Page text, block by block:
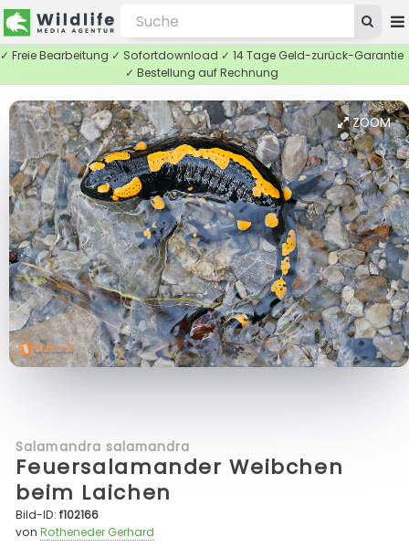
✓ Freie Bearbeitung ✓ Sofortdownload ✓ 14 Tage Geld-zurück-Garantie
✓ Bestellung auf Rechnung
ZOOM
Salamandra salamandra
Feuersalamander Weibchen
beim Laichen
Bild-ID:f102166
vonRotheneder Gerhard